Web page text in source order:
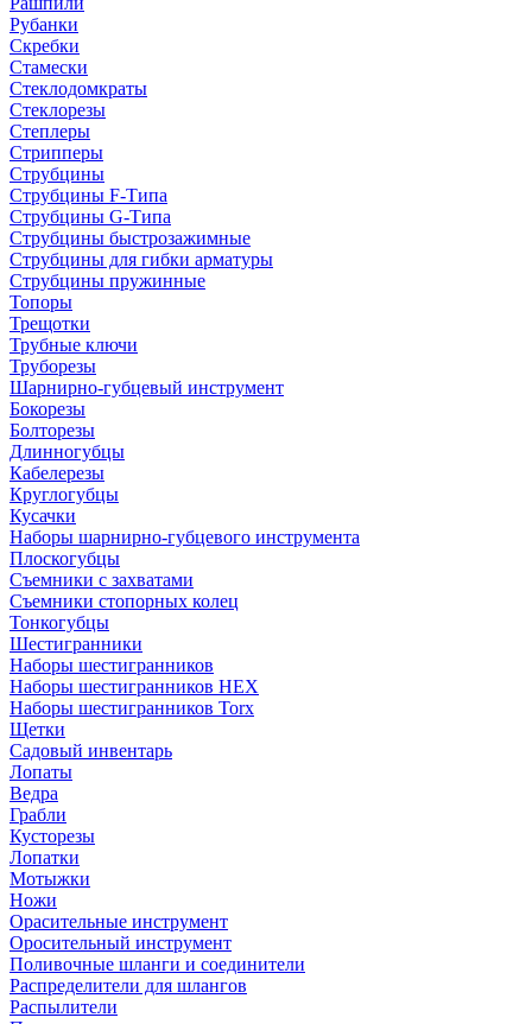
Рубанки
Скребки
Стамески
Стеклодомкраты
Стеклорезы
Степлеры
Стрипперы
Струбцины
Струбцины F-Типа
Струбцины G-Типа
Струбцины быстрозажимные
Струбцины для гибки арматуры
Струбцины пружинные
Топоры
Трещотки
Трубные ключи
Труборезы
Шарнирно-губцевый инструмент
Бокорезы
Болторезы
Длинногубцы
Кабелерезы
Круглогубцы
Кусачки
Наборы шарнирно-губцевого инструмента
Плоскогубцы
Съемники с захватами
Съемники стопорных колец
Тонкогубцы
Шестигранники
Наборы шестигранников
Наборы шестигранников HEX
Наборы шестигранников Torx
Щетки
Садовый инвентарь
Лопаты
Ведра
Грабли
Кусторезы
Лопатки
Мотыжки
Ножи
Орасительные инструмент
Оросительный инструмент
Поливочные шланги и соединители
Распределители для шлангов
Распылители